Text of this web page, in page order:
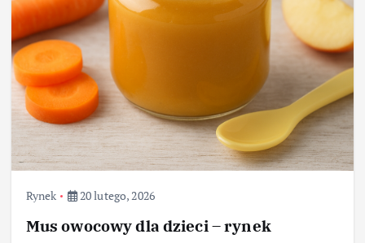
Rynek 20 lutego, 2026
Mus owocowy dla dzieci – rynek